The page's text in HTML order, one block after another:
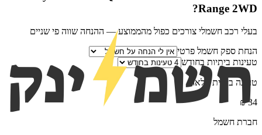
Range 2WD
?
בעלי רכב חשמלי צורכים כפול מהממוצע — ההנחה שווה פי שניים
הנחת ספק חשמל פרטי
טעינות ביתיות בחודש
טעינה ביתית מלאה
34
₪
חברת חשמל